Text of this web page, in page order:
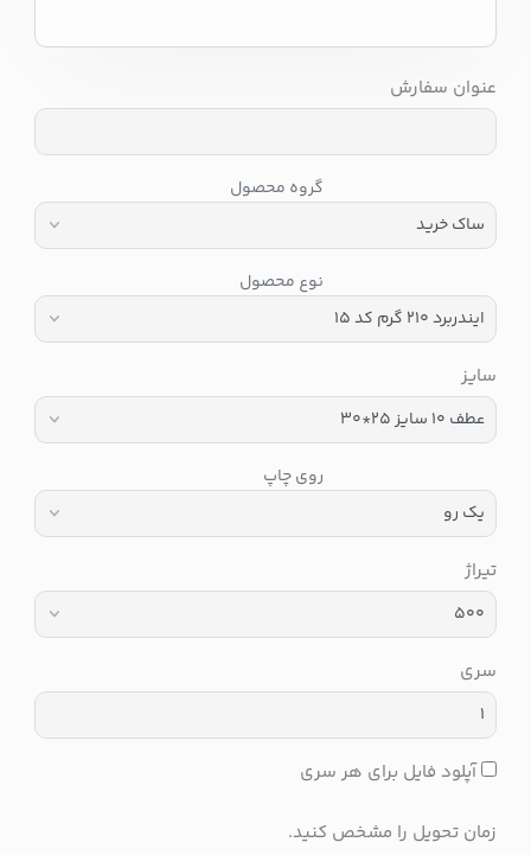
عنوان سفارش
گروه محصول
نوع محصول
سایز
روی چاپ
تیراژ
سری
آپلود فایل برای هر سری
زمان تحویل را مشخص کنید.